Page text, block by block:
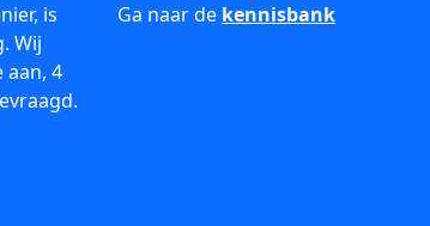
is
Wij
aan, 4
Ga naar de kennisbank